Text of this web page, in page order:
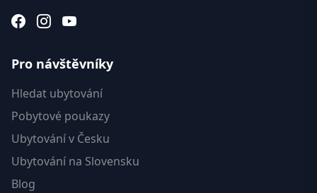
Pro návštěvníky
Hledat ubytování
Pobytové poukazy
Ubytování v Česku
Ubytování na Slovensku
Blog